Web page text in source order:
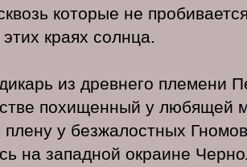
которые не
краях солнца.
из древнего племени
похищенный у любящей
плену у безжалостных
на западной окраине